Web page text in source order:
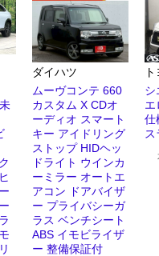
ダイハツ
ムーヴコンテ 660
カスタム X CDオ
ーディオ スマート
キー アイドリング
ストップ HIDヘッ
ドライト ウインカ
ーミラー オートエ
アコン ドアバイザ
ー プライバシーガ
ラス ベンチシート
ABS イモビライザ
ー 整備保証付
シ
エ
仕